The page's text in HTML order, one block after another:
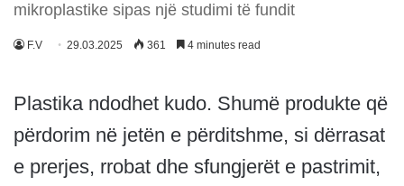
mikroplastike sipas një studimi të fundit
F.V 29.03.2025 361 4 minutes read
Plastika ndodhet kudo. Shumë produkte që
përdorim në jetën e përditshme, si dërrasat
e prerjes, rrobat dhe sfungjerët e pastrimit,